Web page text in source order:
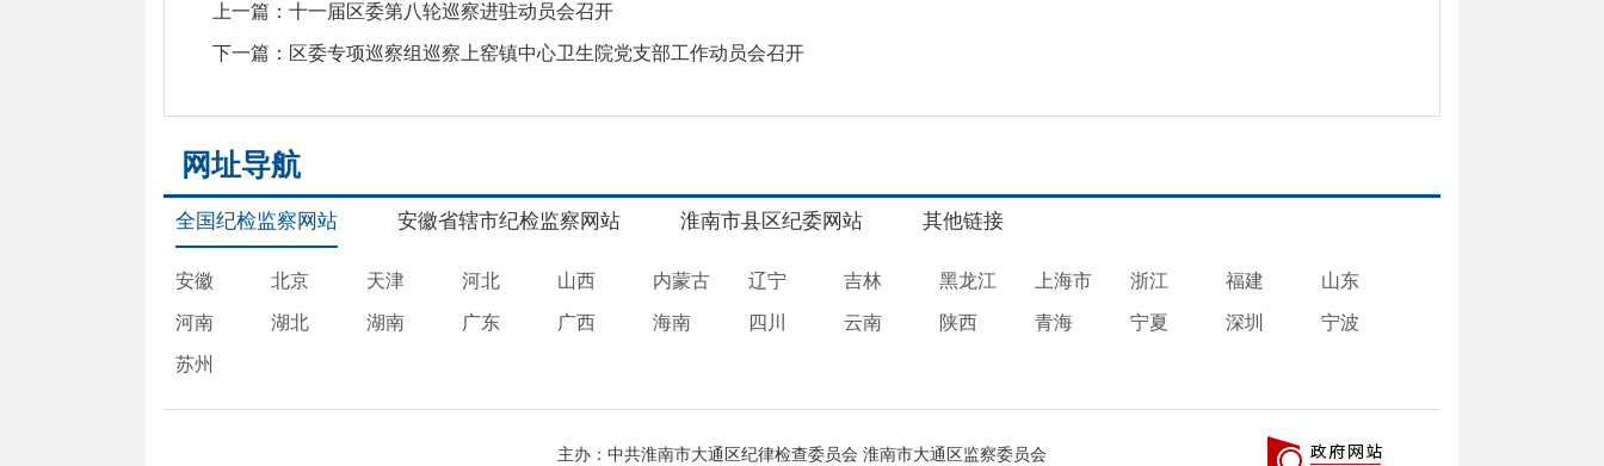
上一篇： 十一届区委第八轮巡察进驻动员会召开
下一篇： 区委专项巡察组巡察上窑镇中心卫生院党支部工作动员会召开
网址导航
全国纪检监察网站 安徽省辖市纪检监察网站 淮南市县区纪委网站 其他链接
安徽 北京 天津 河北 山西 内蒙古 辽宁 吉林 黑龙江 上海市 浙江 福建 山东
河南 湖北 湖南 广东 广西 海南 四川 云南 陕西 青海 宁夏 深圳 宁波
苏州
主办：中共淮南市大通区纪律检查委员会 淮南市大通区监察委员会